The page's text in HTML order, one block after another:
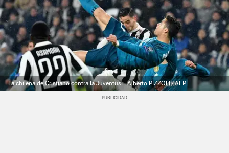
La chilena de Cristiano contra la Juventus. Alberto PIZZOLI / AFP